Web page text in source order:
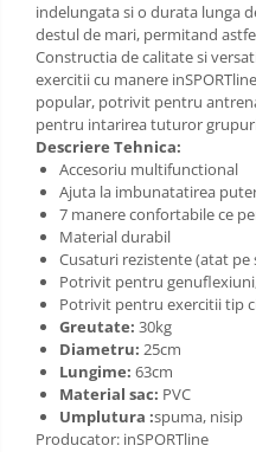
indelungata si o durata lunga
destul de mari, permitand
Constructia de calitate si
exercitii cu manere
popular, potrivit pentru
pentru intarirea tuturor
Descriere Tehnica:
Accesoriu multifunctional
Ajuta la imbunatatirea
7 manere confortabile ce
Material durabil
Cusaturi rezistente (atat pe
Potrivit pentru
Potrivit pentru exercitii tip
Greutate: 30kg
Diametru: 25cm
Lungime: 63cm
Material sac: PVC
Umplutura :spuma, nisip
Producator: inSPORTline